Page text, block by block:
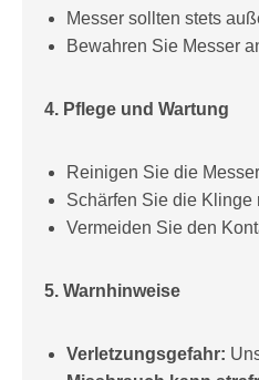
Messer sollten stets
Bewahren Sie Messer
4. Pflege und Wartung
Reinigen Sie die
Schärfen Sie die Klinge
Vermeiden Sie den
5. Warnhinweise
Verletzungsgefahr: